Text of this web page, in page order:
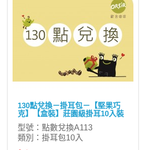
130點兌換－掛耳包－【堅果巧
克】【盒裝】莊園級掛耳10入裝
型號：點數兌換A113
類別：掛耳包10入